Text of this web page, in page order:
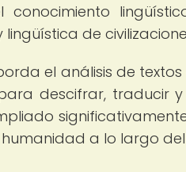
de
el análisis de
descifrar, traducir
a lo largo